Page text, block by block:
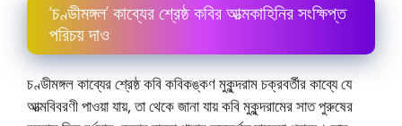
‘চণ্ডীমঙ্গল’ কাব্যের শ্রেষ্ঠ কবির আত্মকাহিনির সংক্ষিপ্ত
পরিচয় দাও
চণ্ডীমঙ্গল কাব্যের শ্রেষ্ঠ কবি কবিকঙ্কণ মুকুন্দরাম চক্রবর্তীর কাব্যে যে
আত্মবিবরণী পাওয়া যায়, তা থেকে জানা যায় কবি মুকুন্দরামের সাত পুরুষের